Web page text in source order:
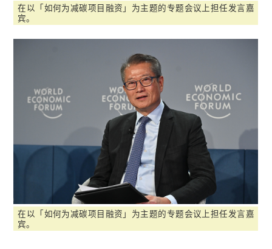
在以「如何为减碳项目融资」为主题的专题会议上担任发言嘉
宾。
在以「如何为减碳项目融资」为主题的专题会议上担任发言嘉
宾。